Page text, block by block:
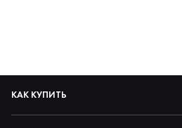
КАК КУПИТЬ